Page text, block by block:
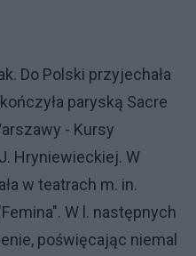
Do Polski przyjechała
paryską Sacre
- Kursy
Hryniewieckiej. W
w teatrach m. in.
W l. następnych
poświęcając niemal